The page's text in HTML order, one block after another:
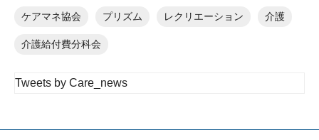
ケアマネ協会 プリズム レクリエーション 介護
介護給付費分科会
Tweets by Care_news